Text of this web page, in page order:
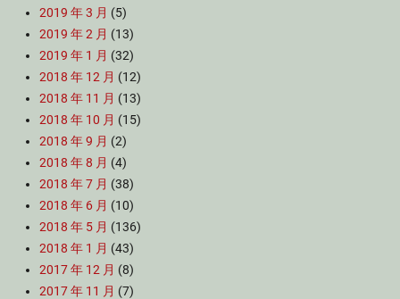
2019 年 3 月 (5)
2019 年 2 月 (13)
2019 年 1 月 (32)
2018 年 12 月 (12)
2018 年 11 月 (13)
2018 年 10 月 (15)
2018 年 9 月 (2)
2018 年 8 月 (4)
2018 年 7 月 (38)
2018 年 6 月 (10)
2018 年 5 月 (136)
2018 年 1 月 (43)
2017 年 12 月 (8)
2017 年 11 月 (7)